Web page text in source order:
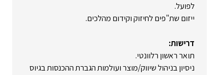
לפועל.
ייזום שת"פים לחיזוק וקידום מהלכים.
דרישות:
תואר ראשון רלוונטי.
ניסיון בניהול שיווק/מוצר ועולמות הגברת ההכנסות בגיוס